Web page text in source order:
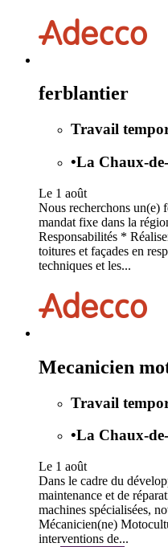
ferblantier
Travail
•La Chaux-
Le 1 août
Nous recherchons un(e)
mandat fixe dans la
Responsabilités *
toitures et façades en
techniques et les...
Mecanicien
Travail
•La Chaux-
Le 1 août
Dans le cadre du
maintenance et de
machines spécialisées,
Mécanicien(ne)
interventions de...